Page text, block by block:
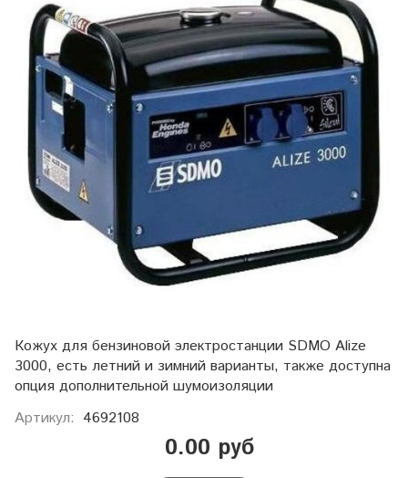
Кожух для бензиновой электростанции SDMO Alize
3000, есть летний и зимний варианты, также доступна
опция дополнительной шумоизоляции
Артикул: 4692108
0.00 руб